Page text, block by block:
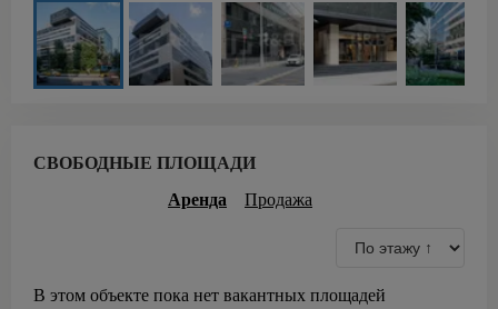
СВОБОДНЫЕ ПЛОЩАДИ
Аренда
Продажа
В этом объекте пока нет вакантных площадей